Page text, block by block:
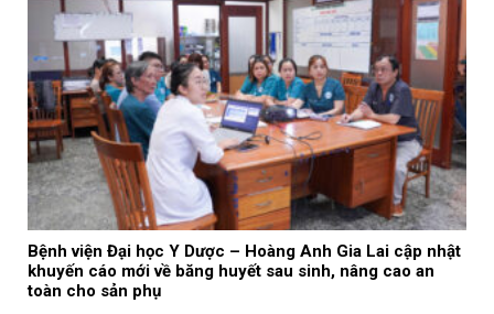
Bệnh viện Đại học Y Dược – Hoàng Anh Gia Lai cập nhật
khuyến cáo mới về băng huyết sau sinh, nâng cao an
toàn cho sản phụ